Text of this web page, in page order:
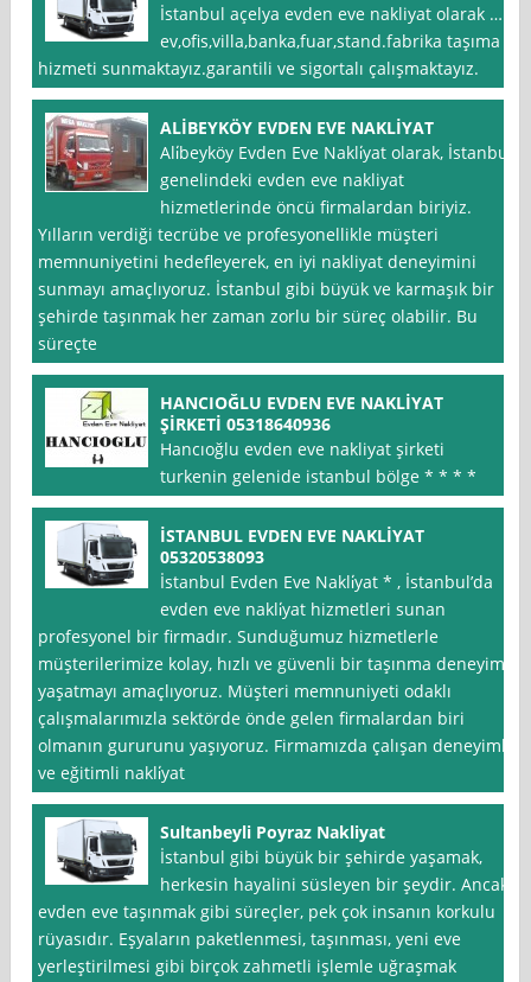
İstanbul açelya evden eve nakliyat olarak …
ev,ofis,villa,banka,fuar,stand.fabrika taşıma
hizmeti sunmaktayız.garantili ve sigortalı çalışmaktayız.
ALİBEYKÖY EVDEN EVE NAKLİYAT
Ali̇beyköy Evden Eve Nakli̇yat olarak, İstanbul
genelindeki evden eve nakliyat
hizmetlerinde öncü firmalardan biriyiz.
Yılların verdiği tecrübe ve profesyonellikle müşteri
memnuniyetini hedefleyerek, en iyi nakliyat deneyimini
sunmayı amaçlıyoruz. İstanbul gibi büyük ve karmaşık bir
şehirde taşınmak her zaman zorlu bir süreç olabilir. Bu
süreçte
HANCIOĞLU EVDEN EVE NAKLİYAT
ŞİRKETİ 05318640936
Hancıoğlu evden eve nakliyat şirketi
turkenin gelenide istanbul bölge * * * *
İSTANBUL EVDEN EVE NAKLİYAT
05320538093
İstanbul Evden Eve Nakli̇yat * , İstanbul’da
evden eve nakli̇yat hizmetleri sunan
profesyonel bir firmadır. Sunduğumuz hizmetlerle
müşterilerimize kolay, hızlı ve güvenli bir taşınma deneyimi
yaşatmayı amaçlıyoruz. Müşteri memnuniyeti odaklı
çalışmalarımızla sektörde önde gelen firmalardan biri
olmanın gururunu yaşıyoruz. Firmamızda çalışan deneyimli
ve eğitimli nakli̇yat
Sultanbeyli Poyraz Nakliyat
İstanbul gibi büyük bir şehirde yaşamak,
herkesin hayalini süsleyen bir şeydir. Ancak
evden eve taşınmak gibi süreçler, pek çok insanın korkulu
rüyasıdır. Eşyaların paketlenmesi, taşınması, yeni eve
yerleştirilmesi gibi birçok zahmetli işlemle uğraşmak